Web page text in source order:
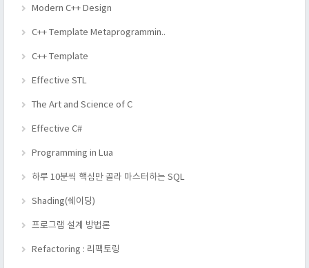
Modern C++ Design
C++ Template Metaprogrammin..
C++ Template
Effective STL
The Art and Science of C
Effective C#
Programming in Lua
하루 10분씩 핵심만 골라 마스터하는 SQL
Shading(쉐이딩)
프로그램 설계 방법론
Refactoring : 리팩토링